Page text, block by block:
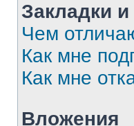
Закладки
Чем
Как мне
Как мне
Вложения